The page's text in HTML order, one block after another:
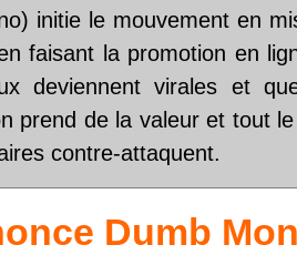
initie le mouvement en
faisant la promotion en
deviennent virales et
prend de la valeur et tout
contre-attaquent.
Dumb